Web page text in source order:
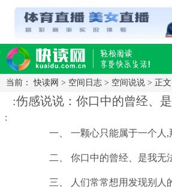
读网-轻松阅读,快乐生活移动版
当前：快读网 > 空间日志 > 空间说说 > 正文
:伤感说说：你口中的曾经、
:
一、 一颗心只能属于一个人,
二、 你口中的曾经、是我无
三、 人们常常想用发现别人的